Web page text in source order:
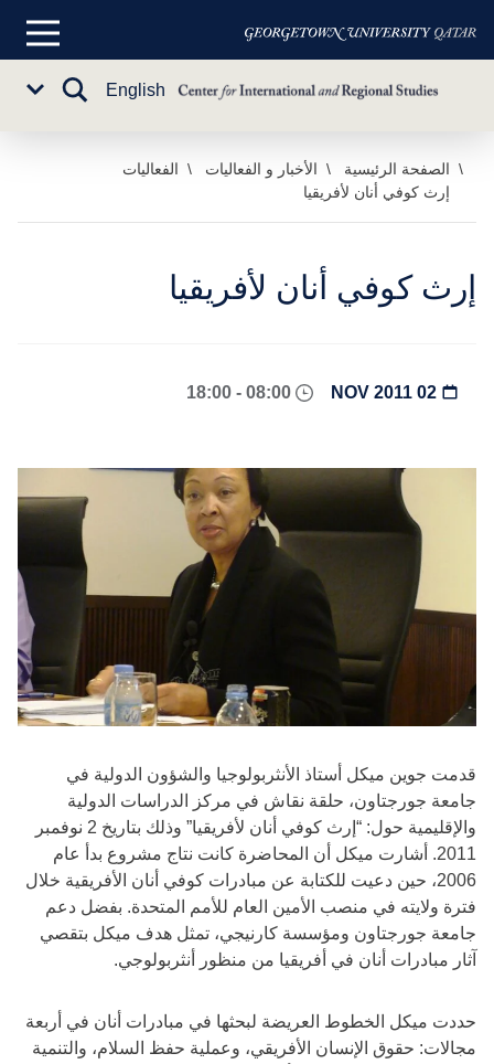
تخطي
المحتوى
القائمة
English
تبديل
الصفحة الرئيسية الأخبار و الفعاليات
الفعاليات
إرث كوفي أنان لأفريقيا
إرث كوفي أنان لأفريقيا
قدمت جوين ميكل أستاذ الأنثربولوجيا والشؤون الدولية في
جامعة جورجتاون، حلقة نقاش في مركز الدراسات الدولية
والإقليمية حول: “إرث كوفي أنان لأفريقيا” وذلك بتاريخ 2 نوفمبر
2011. أشارت ميكل أن المحاضرة كانت نتاج مشروع بدأ عام
2006، حين دعيت للكتابة عن مبادرات كوفي أنان الأفريقية خلال
فترة ولايته في منصب الأمين العام للأمم المتحدة. بفضل دعم
جامعة جورجتاون ومؤسسة كارنيجي، تمثل هدف ميكل بتقصي
آثار مبادرات أنان في أفريقيا من منظور أنثربولوجي.
حددت ميكل الخطوط العريضة لبحثها في مبادرات أنان في أربعة
مجالات: حقوق الإنسان الأفريقي، وعملية حفظ السلام، والتنمية